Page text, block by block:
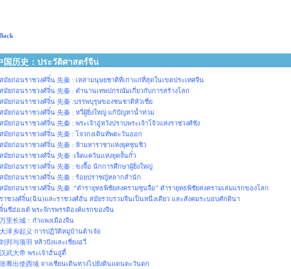
国历史：ประวัติศาสตร์จีน
สมัยก่อนราชวงศ์จิ๋น 先秦 : เหล่ามนุษยชาติที่เก่าแก่ที่สุดในเขตประเทศจีน
สมัยก่อนราชวงศ์จิ๋น 先秦 : ตำนานเทพปกรณัมเกี่ยวกับการสร้างโลก
สมัยก่อนราชวงศ์จิ๋น 先秦 :บรรพบุรุษของชนชาติหัวเซี่ย
สมัยก่อนราชวงศ์จิ๋น 先秦 : หวี่ผู้ยิ่งใหญ่ แก้ปัญหาน้ำท่วม
สมัยก่อนราชวงศ์จิ๋น 先秦 : พระเจ้าอู่หวังปราบพระเจ้าโจ้วแห่งราชวงศ์ซัง
สมัยก่อนราชวงศ์จิ๋น 先秦 : โจวกงเดินทัพตะวันออก
สมัยก่อนราชวงศ์จิ๋น 先秦 : ห้ามหาราชาแห่งยุคชุนชิว
สมัยก่อนราชวงศ์จิ๋น 先秦 :เจ็ดแคว้นแห่งยุคจั้นกั๋ว
สมัยก่อนราชวงศ์จิ๋น 先秦 : ขงจื๊อ นักการศึกษาผู้ยิ่งใหญ่
สมัยก่อนราชวงศ์จิ๋น 先秦 : ร้อยปราชญ์หลากสำนัก
สมัยก่อนราชวงศ์จิ๋น 先秦 :“ตำรายุทธพิชัยสงครามซุนจื่อ” ตำรายุทธพิชัยสงครามเล่มแรกของโลก
ราชวงศ์จิ๋น(ฉิน)และราชวงศ์ฮั่น สมัยรวบรวมจีนเป็นหนึ่งเดียว และสังคมระบอบศักดินา
จิ๋นซีฮ่องเต้ พระจักรพรรดิองค์แรกของจีน
万里长城：กำแพงเมืองจีน
大泽乡起义 การปฏิวัติหมู่บ้านต้าเจ๋อ
刘邦与项羽 หลิวปังและเซี่ยงอวี่
汉武大帝 พระเจ้าฮั่นอู่ตี้
张骞出使西域 จางเชียนเดินทางไปยังดินแดนตะวันตก